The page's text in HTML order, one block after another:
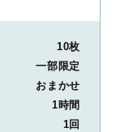
10枚
一部限定
おまかせ
1時間
1回